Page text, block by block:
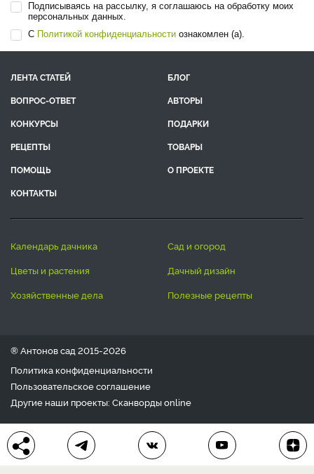
Подписываясь на рассылку, я соглашаюсь на обработку моих
персональных данных.
С Политикой конфиденциальности ознакомлен (а).
ЛЕНТА СТАТЕЙ
БЛОГ
ВОПРОС-ОТВЕТ
АВТОРЫ
КОНКУРСЫ
ПОДАРКИ
РЕЦЕПТЫ
ТОВАРЫ
ПОМОЩЬ
О ПРОЕКТЕ
КОНТАКТЫ
календарь дачника
сад и огород
цветы и растения
дачный дизайн
хозяйственные дела
полезные рецепты
® Антонов сад 2015-2026
Политика конфиденциальности
Пользовательское соглашение
Другие наши проекты: Сканвордыonline
Любое использование материала допускается только с
письменного согласия редакции